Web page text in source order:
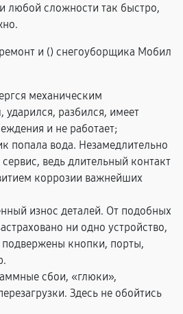
любой сложности так быстро,
и () снегоуборщика Мобил
механическим
разбился, имеет
и не работает;
попала вода. Незамедлительно
ведь длительный контакт
коррозии важнейших
износ деталей. От подобных
ни одно устройство,
кнопки, порты,
сбои, «глюки»,
Здесь не обойтись